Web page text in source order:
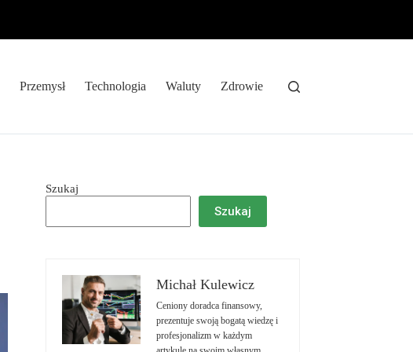
Przemysł Technologia Waluty Zdrowie
Szukaj
Szukaj
Michał Kulewicz
Ceniony doradca finansowy,
prezentuje swoją bogatą wiedzę i
profesjonalizm w każdym